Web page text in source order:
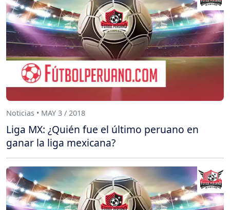
Noticias • MAY 3 / 2018
Liga MX: ¿Quién fue el último peruano en
ganar la liga mexicana?